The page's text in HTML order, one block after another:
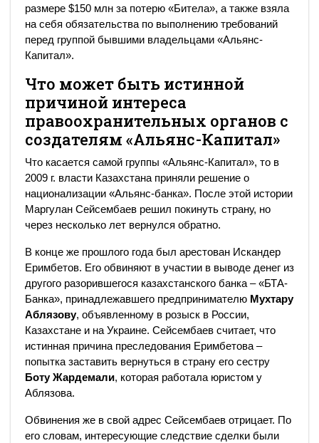
размере $150 млн за потерю «Битела», а также взяла
на себя обязательства по выполнению требований
перед группой бывшими владельцами «Альянс-
Капитал».
Что может быть истинной
причиной интереса
правоохранительных органов с
создателям «Альянс-Капитал»
Что касается самой группы «Альянс-Капитал», то в
2009 г. власти Казахстана приняли решение о
национализации «Альянс-банка». После этой истории
Маргулан Сейсембаев решил покинуть страну, но
через несколько лет вернулся обратно.
В конце же прошлого года был арестован Искандер
Еримбетов. Его обвиняют в участии в выводе денег из
другого разорившегося казахстанского банка – «БТА-
Банка», принадлежавшего предпринимателю Мухтару
Аблязову, объявленному в розыск в России,
Казахстане и на Украине. Сейсембаев считает, что
истинная причина преследования Еримбетова –
попытка заставить вернуться в страну его сестру
Боту Жардемали, которая работала юристом у
Аблязова.
Обвинения же в свой адрес Сейсембаев отрицает. По
его словам, интересующие следствие сделки были